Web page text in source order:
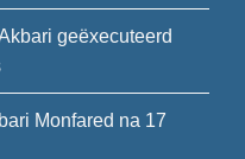
geëxecuteerd
Monfared na 17